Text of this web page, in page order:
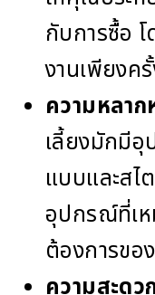
กับการซื้อ
งานเพียงค
ความหลาก
เลี้ยงมักมีอุ
แบบและสไ
อุปกรณ์ที่เห
ต้องการขอ
ความสะดว